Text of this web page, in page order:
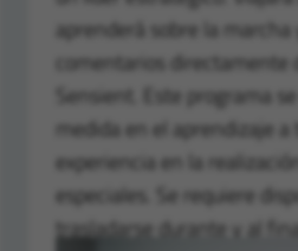
aprenderá sobre la marcha
comentarios directamente
Sensient. Este programa
medida en el aprendizaje a
experiencia en la
especiales. Se requiere
trasladarse durante y al